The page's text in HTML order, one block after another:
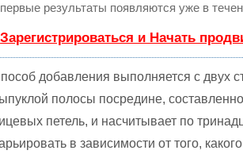
первые результаты появляются уже в
Зарегистрироваться и Начать
добавления выполняется с двух
полосы посредине,
петель, и насчитывает по
в зависимости от того,